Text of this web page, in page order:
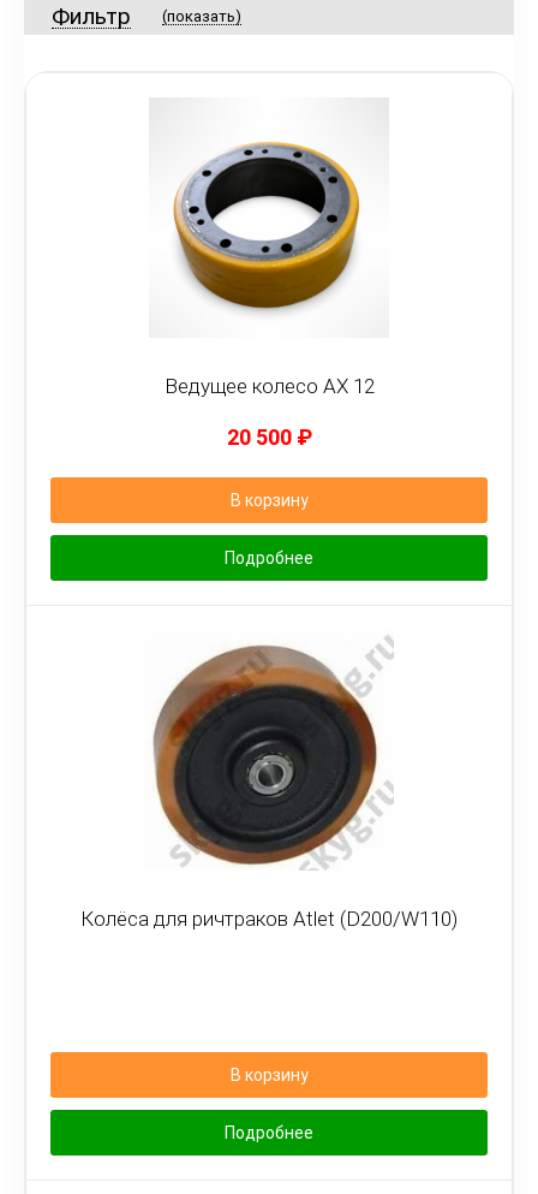
Фильтр (показать)
Ведущее колесо AX 12
20 500 ₽
В корзину
Подробнее
Колёса для ричтраков Atlet (D200/W110)
В корзину
Подробнее